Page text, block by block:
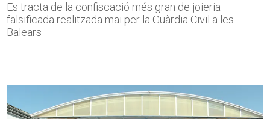
Es tracta de la confiscació més gran de joieria
falsificada realitzada mai per la Guàrdia Civil a les
Balears